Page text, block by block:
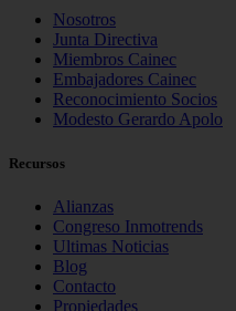
Nosotros
Junta Directiva
Miembros Cainec
Embajadores Cainec
Reconocimiento Socios
Modesto Gerardo Apolo
Recursos
Alianzas
Congreso Inmotrends
Ultimas Noticias
Blog
Contacto
Propiedades